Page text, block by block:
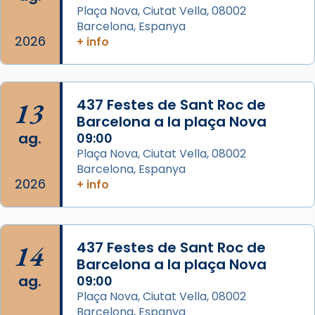
Arquebisbat de Barcelona
2 weeks ago
Aquest dilluns, 27 de juliol, ha tingut lloc la
missa d’acció de gràcies en agraïment al
comitè organitzador de la visita apostòlica
del Sant Pare Lleó XIV a Barcelona, i als
col·laboradors, a la Catedral de Barcelona.
L’arquebisbe de Barcelona, el cardenal Joan
📸 Dr. G. Simón
Photo
View on Facebook · Share
2026
Plaça Nova, Ciutat Vella, 08002
Barcelona, Espanya
+ info
13
ag.
2026
437 Festes de Sant Roc de
Barcelona a la plaça Nova
09:00
Plaça Nova, Ciutat Vella, 08002
Barcelona, Espanya
+ info
14
ag.
437 Festes de Sant Roc de
Barcelona a la plaça Nova
09:00
Plaça Nova, Ciutat Vella, 08002
Barcelona, Espanya